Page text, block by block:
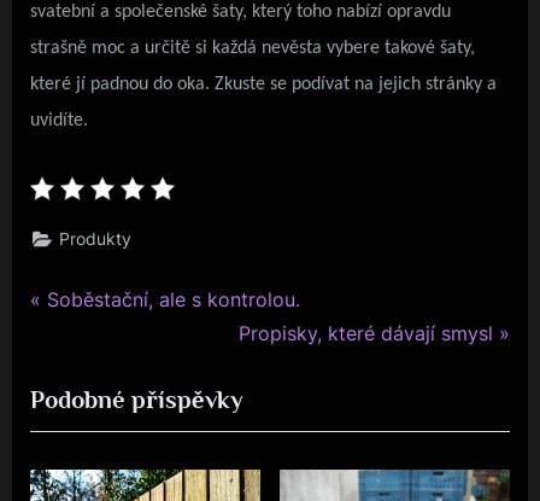
svatební a společenské šaty, který toho nabízí opravdu
strašně moc a určitě si každá nevěsta vybere takové šaty,
které jí padnou do oka. Zkuste se podívat na jejich stránky a
uvidíte.
Produkty
Navigace
příspěvek
P
v
i
o
Soběstační, ale s kontrolou.
N
x
t
P
Propisky, které dávají smysl
Podobné příspěvky